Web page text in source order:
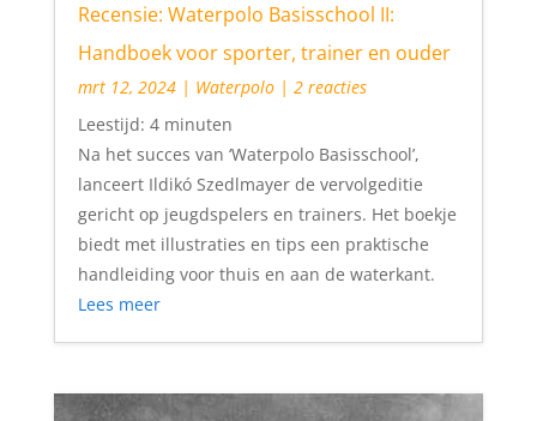
Recensie: Waterpolo Basisschool II:
Handboek voor sporter, trainer en ouder
mrt 12, 2024| Waterpolo| 2 reacties
Leestijd: 4 minuten
Na het succes van ‘Waterpolo Basisschool’,
lanceert Ildikó Szedlmayer de vervolgeditie
gericht op jeugdspelers en trainers. Het boekje
biedt met illustraties en tips een praktische
handleiding voor thuis en aan de waterkant.
Lees meer